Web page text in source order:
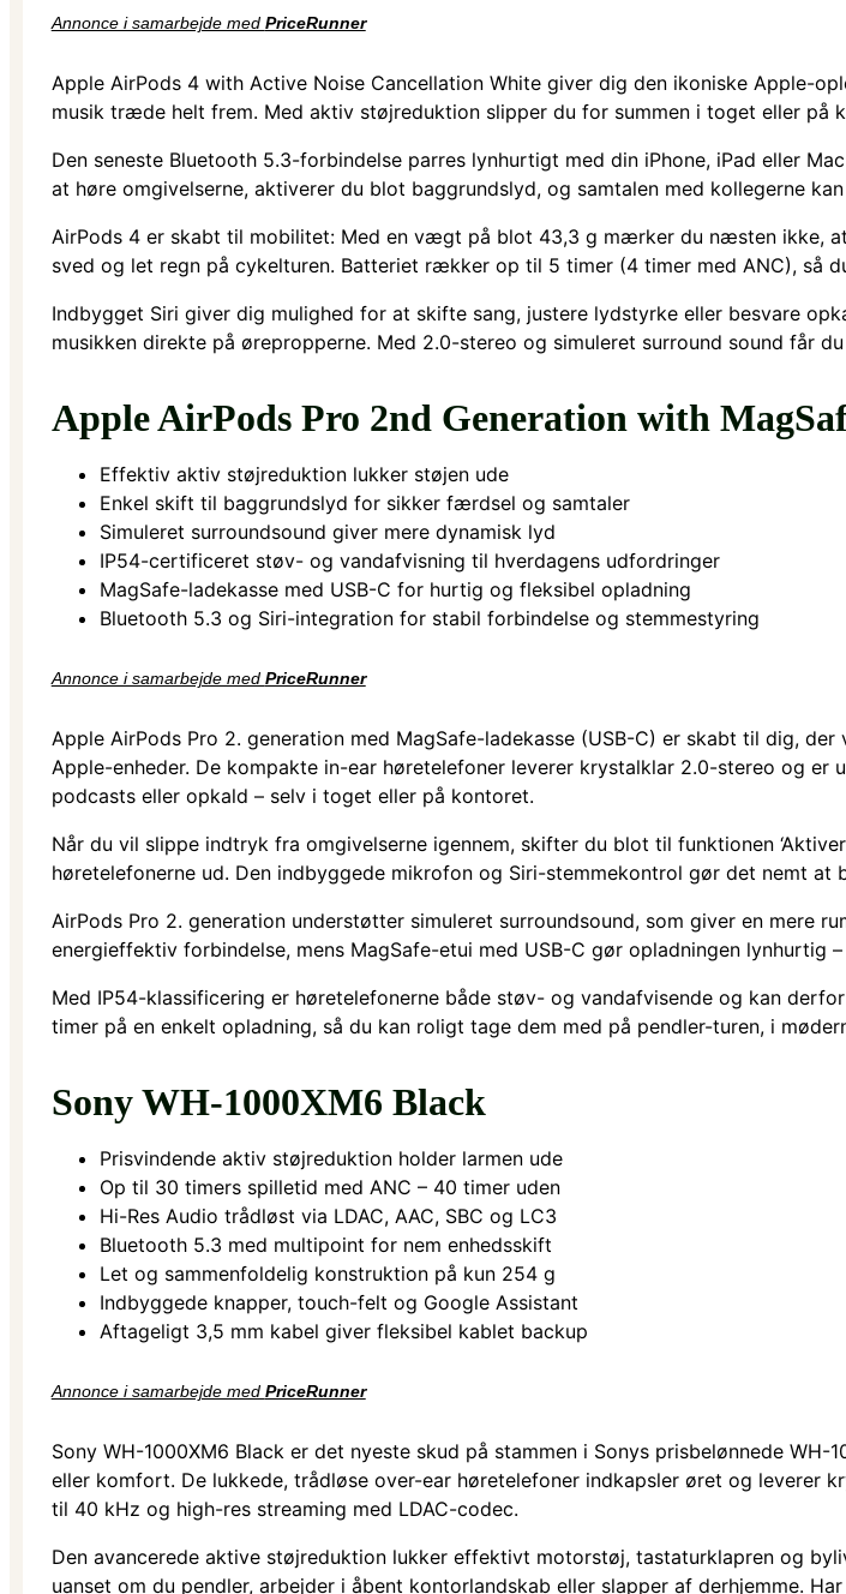
Annonce i samarbejde med PriceRunner
Apple AirPods 4 with Active Noise Cancellation White giver dig den ikoniske Apple-
musik træde helt frem. Med aktiv støjreduktion slipper du for summen i toget eller
Den seneste Bluetooth 5.3-forbindelse parres lynhurtigt med din iPhone, iPad eller
at høre omgivelserne, aktiverer du blot baggrundslyd, og samtalen med kollegerne
AirPods 4 er skabt til mobilitet: Med en vægt på blot 43,3 g mærker du næsten ikke,
sved og let regn på cykelturen. Batteriet rækker op til 5 timer (4 timer med ANC), så
Indbygget Siri giver dig mulighed for at skifte sang, justere lydstyrke eller besvare
musikken direkte på ørepropperne. Med 2.0-stereo og simuleret surround sound får
Apple AirPods Pro 2nd Generation with
Effektiv aktiv støjreduktion lukker støjen ude
Enkel skift til baggrundslyd for sikker færdsel og samtaler
Simuleret surroundsound giver mere dynamisk lyd
IP54-certificeret støv- og vandafvisning til hverdagens udfordringer
MagSafe-ladekasse med USB-C for hurtig og fleksibel opladning
Bluetooth 5.3 og Siri-integration for stabil forbindelse og stemmestyring
Annonce i samarbejde med PriceRunner
Apple AirPods Pro 2. generation med MagSafe-ladekasse (USB-C) er skabt til dig,
Apple-enheder. De kompakte in-ear høretelefoner leverer krystalklar 2.0-stereo og
podcasts eller opkald – selv i toget eller på kontoret.
Når du vil slippe indtryk fra omgivelserne igennem, skifter du blot til funktionen
høretelefonerne ud. Den indbyggede mikrofon og Siri-stemmekontrol gør det nemt at
AirPods Pro 2. generation understøtter simuleret surroundsound, som giver en mere
energieffektiv forbindelse, mens MagSafe-etui med USB-C gør opladningen lynhurtig
Med IP54-klassificering er høretelefonerne både støv- og vandafvisende og kan
timer på en enkelt opladning, så du kan roligt tage dem med på pendler-turen, i
Sony WH-1000XM6 Black
Prisvindende aktiv støjreduktion holder larmen ude
Op til 30 timers spilletid med ANC – 40 timer uden
Hi-Res Audio trådløst via LDAC, AAC, SBC og LC3
Bluetooth 5.3 med multipoint for nem enhedsskift
Let og sammenfoldelig konstruktion på kun 254 g
Indbyggede knapper, touch-felt og Google Assistant
Aftageligt 3,5 mm kabel giver fleksibel kablet backup
Annonce i samarbejde med PriceRunner
Sony WH-1000XM6 Black er det nyeste skud på stammen i Sonys prisbelønnede
eller komfort. De lukkede, trådløse over-ear høretelefoner indkapsler øret og leverer
til 40 kHz og high-res streaming med LDAC-codec.
Den avancerede aktive støjreduktion lukker effektivt motorstøj, tastaturklapren og
uanset om du pendler, arbejder i åbent kontorlandskab eller slapper af derhjemme.